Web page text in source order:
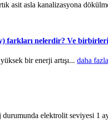
asit asla kanalizasyona
farkları nelerdir? Ve
bir enerji artışı... daha
elektrolit seviyesi 1